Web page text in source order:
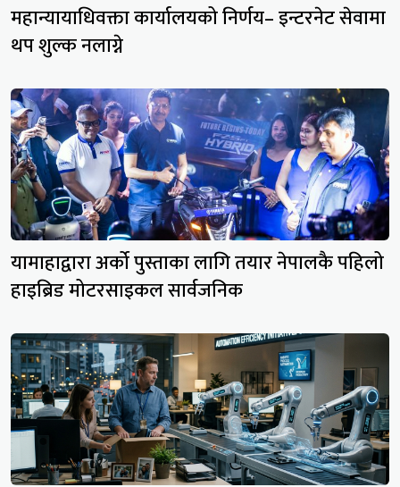
महान्यायाधिवक्ता कार्यालयको निर्णय– इन्टरनेट सेवामा
थप शुल्क नलाग्ने
यामाहाद्वारा अर्को पुस्ताका लागि तयार नेपालकै पहिलो
हाइब्रिड मोटरसाइकल सार्वजनिक